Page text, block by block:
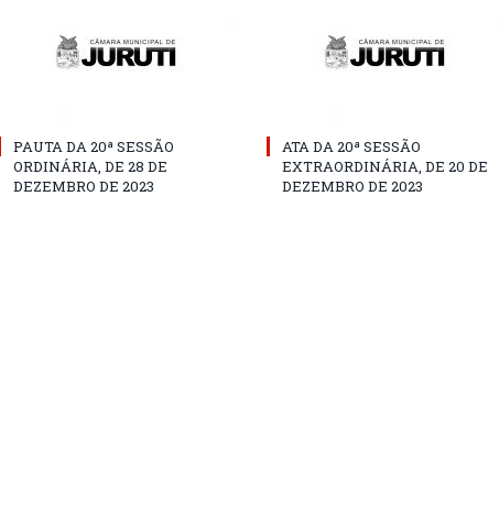
PAUTA DA 20ª SESSÃO
ORDINÁRIA, DE 28 DE
DEZEMBRO DE 2023
ATA DA 20ª SESSÃO
EXTRAORDINÁRIA, DE 20 DE
DEZEMBRO DE 2023